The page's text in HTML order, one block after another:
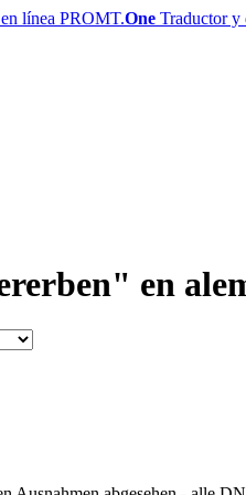
PROMT.One Traductor y
en